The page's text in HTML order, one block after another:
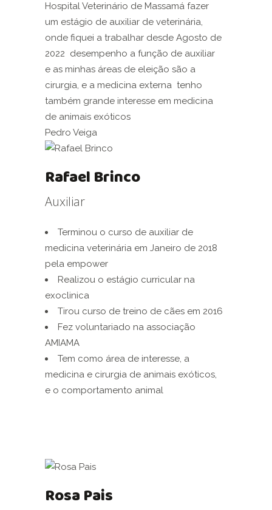
Hospital Veterinário de Massamá fazer
um estágio de auxiliar de veterinária,
onde fiquei a trabalhar desde Agosto de
2022 desempenho a função de auxiliar
e as minhas áreas de eleição são a
cirurgia, e a medicina externa tenho
também grande interesse em medicina
de animais exóticos
Pedro Veiga
Rafael Brinco
Auxiliar
Terminou o curso de auxiliar de
medicina veterinária em Janeiro de 2018
pela empower
Realizou o estágio curricular na
exoclinica
Tirou curso de treino de cães em 2016
Fez voluntariado na associação
AMIAMA
Tem como área de interesse, a
medicina e cirurgia de animais exóticos,
e o comportamento animal
Rosa Pais